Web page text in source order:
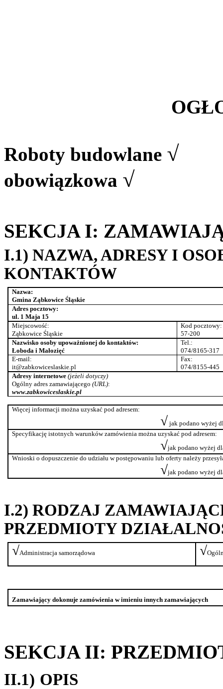
Roboty budowlane √
obowiązkowa √
SEKCJA I:
I.1) NAZWA, ADRESY I
KONTAKTÓW
Nazwa:
Gmina Ząbkowice Śląskie
Adres pocztowy:
ul. 1 Maja 15
Miejscowość:
Ząbkowice Śląskie
Kod pocztowy:
57-200
Nazwisko osoby upoważnionej do kontaktów:
Łoboda i Małozięć
Tel.:
074/8165-317
E-mail:
it@zabkowiceslaskie.pl
Fax:
074/8155-445
Adresyinternetowe(jeżeli dotyczy)
Ogólny adres zamawiającego(URL):
www.zabkowiceslaskie.pl
Więcej informacji można uzyskać pod adresem:
√ jak podano wyżej
Specyfikację istotnych warunków zamówienia można uzyskać pod adresem:
√jak podano wyżej
Wnioski o dopuszczenie do udziału w postępowaniu lub oferty należy
√jak podano wyżej
I.2) RODZAJ
PRZEDMIOTY
√Administracja samorządowa √
Zamawiający dokonuje zamówienia w imieniu innychzamawiających
SEKCJA II:
II.1) OPIS